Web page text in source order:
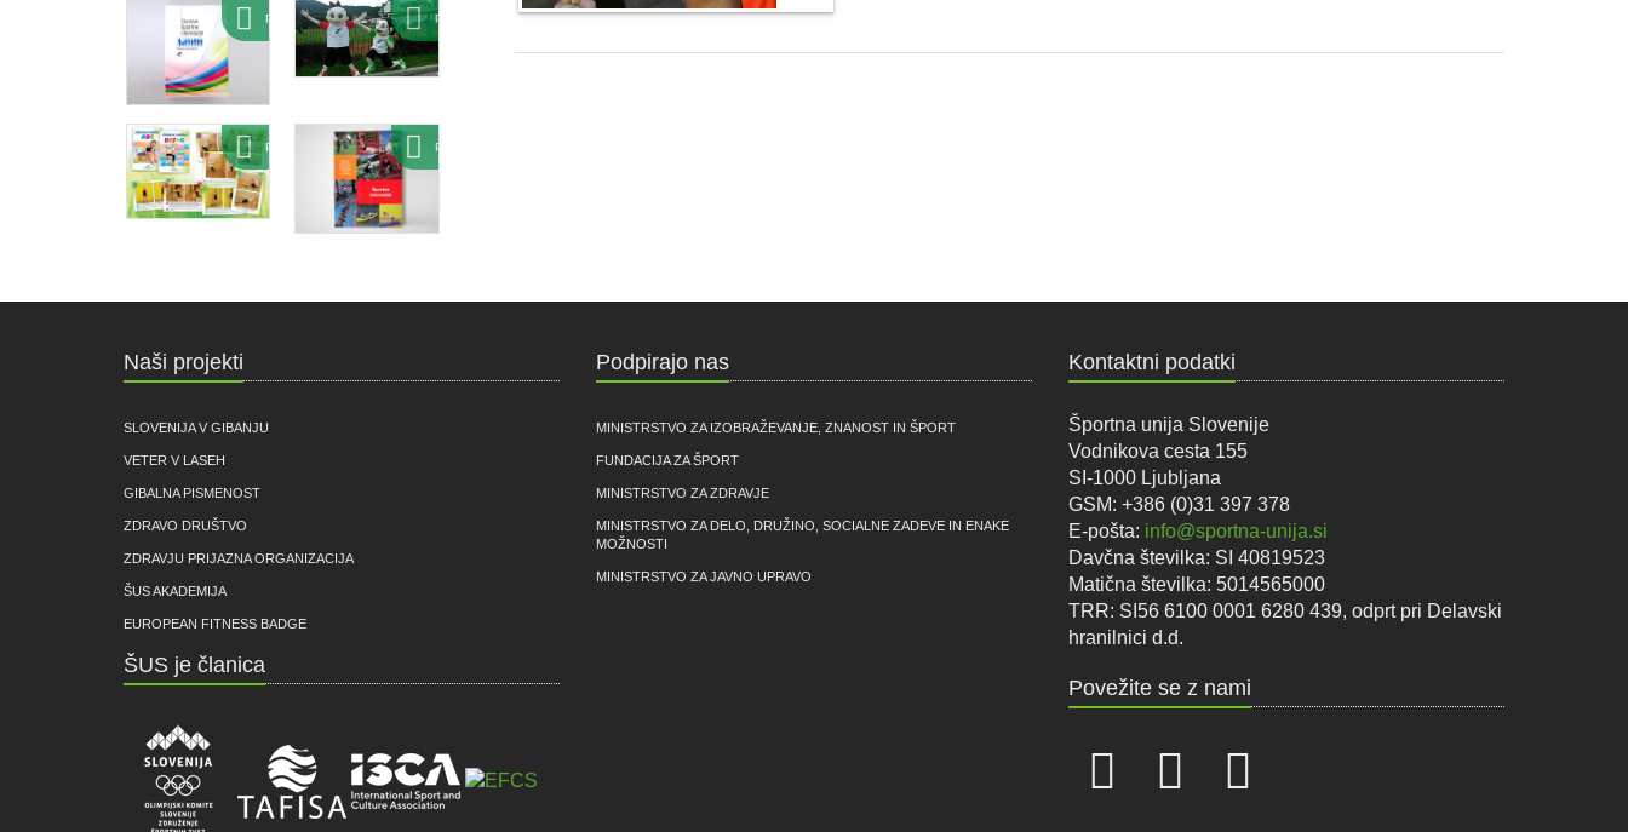
Ponudba Ponudba
Ponudba Ponudba
Naši projekti
SLOVENIJA V GIBANJU
VETER V LASEH
GIBALNA PISMENOST
ZDRAVO DRUŠTVO
ZDRAVJU PRIJAZNA ORGANIZACIJA
ŠUS AKADEMIJA
EUROPEAN FITNESS BADGE
ŠUS je članica
Podpirajo nas
MINISTRSTVO ZA IZOBRAŽEVANJE, ZNANOST IN ŠPORT
FUNDACIJA ZA ŠPORT
MINISTRSTVO ZA ZDRAVJE
MINISTRSTVO ZA DELO, DRUŽINO, SOCIALNE ZADEVE IN ENAKE
MOŽNOSTI
MINISTRSTVO ZA JAVNO UPRAVO
Kontaktni podatki
Športna unija Slovenije
Vodnikova cesta 155
SI-1000 Ljubljana
GSM: +386 (0)31 397 378
E-pošta: info@sportna-unija.si
Davčna številka: SI 40819523
Matična številka: 5014565000
TRR: SI56 6100 0001 6280 439, odprt pri Delavski
hranilnici d.d.
Povežite se z nami